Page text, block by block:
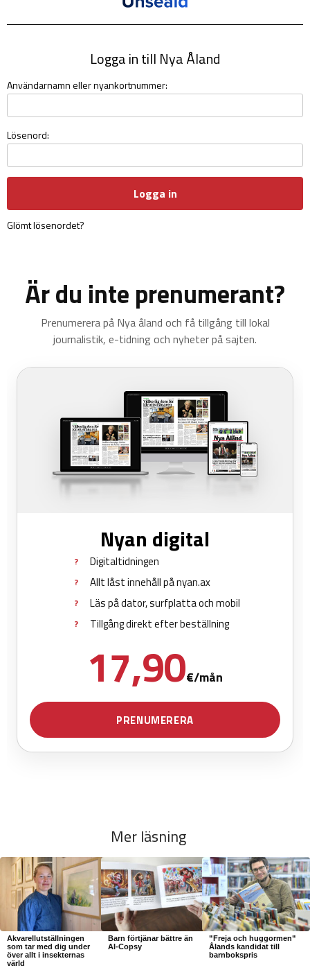
Mer läsning
Akvarellutställningen
som tar med dig under
över allt i insekternas
värld
Barn förtjänar bättre än
AI-Copsy
”Freja och huggormen”
Ålands kandidat till
barnbokspris